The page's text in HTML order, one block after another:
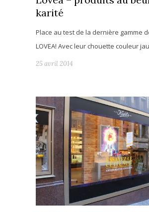
karité
Place au test de la dernière gamme
LOVEA! Avec leur chouette couleur
25 avril 2014